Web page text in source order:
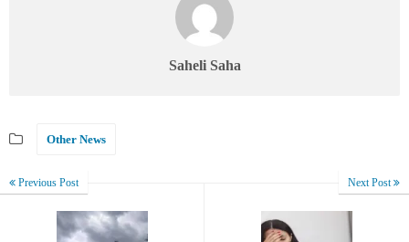
Saheli Saha
Other News
Previous Post Next Post